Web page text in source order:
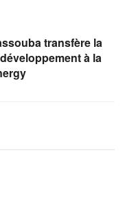
transfère la
à la